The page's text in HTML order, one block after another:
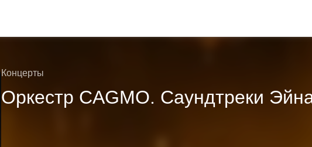
Концерты
Оркестр CAGMO. Саундтреки